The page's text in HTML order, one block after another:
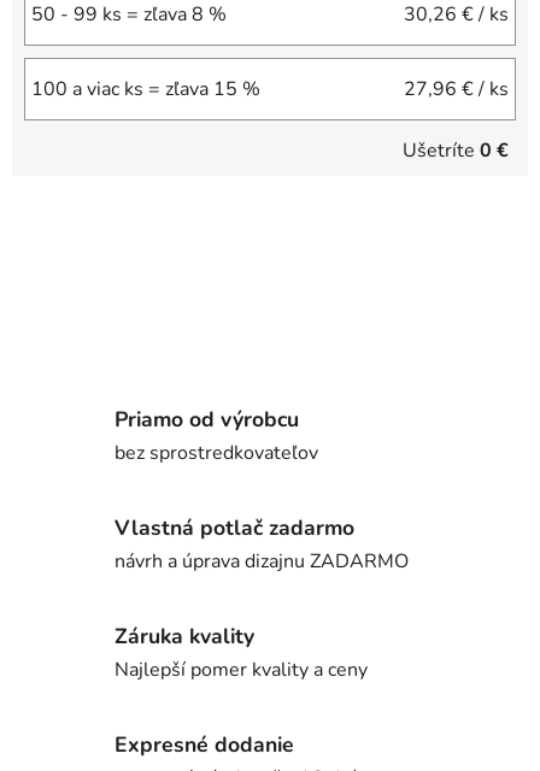
50 - 99 ks = zľava 8 % 30,26 €/ ks
100 a viac ks = zľava 15 % 27,96 €/ ks
Ušetríte 0 €
Priamo od výrobcu
bez sprostredkovateľov
Vlastná potlač zadarmo
návrh a úprava dizajnu ZADARMO
Záruka kvality
Najlepší pomer kvality a ceny
Expresné dodanie